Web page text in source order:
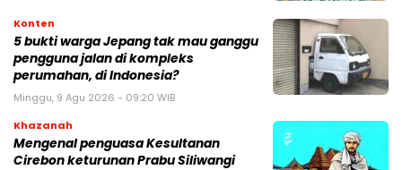
Konten
5 bukti warga Jepang tak mau ganggu
pengguna jalan di kompleks
perumahan, di Indonesia?
Minggu, 9 Agu 2026 - 09:20 WIB
Khazanah
Mengenal penguasa Kesultanan
Cirebon keturunan Prabu Siliwangi